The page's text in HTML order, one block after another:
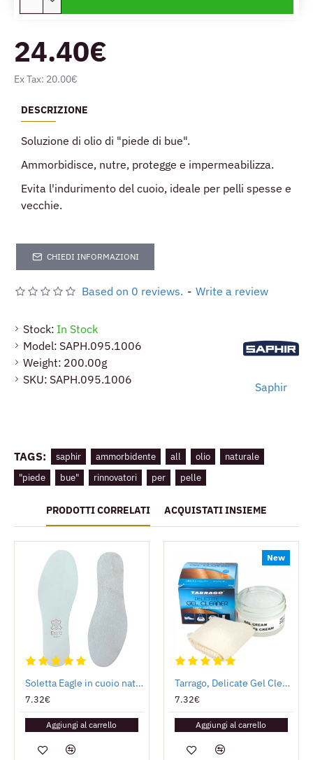
Stock: In Stock
Model: SAPH.095.1006
Weight: 200.00g
SKU: SAPH.095.1006
Saphir
Based on 0 reviews. - Write a review
24.40€
Ex Tax: 20.00€
DESCRIZIONE
Soluzione di olio di "piede di bue".
Ammorbidisce, nutre, protegge e impermeabilizza.
Evita l'indurimento del cuoio, ideale per pelli spesse e
vecchie.
CHIEDI INFORMAZIONI
TAGS: saphir ammorbidente all olio
naturale
"piede
bue" rinnovatori per pelle
PRODOTTI CORRELATI ACQUISTATI INSIEME
Soletta Eagle in cuoio naturale
7.32€
Aggiungi al carrello
New
Tarrago, Delicate Gel Cleaner
7.32€
Aggiungi al carrello